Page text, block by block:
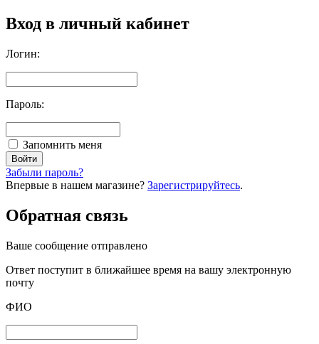
Вход в личный кабинет
Логин:
Пароль:
Запомнить меня
Забыли пароль?
Впервые в нашем магазине? Зарегистрируйтесь.
Обратная связь
Ваше сообщение отправлено
Oтвет поступит в ближайшее время на вашу электронную
почту
ФИО